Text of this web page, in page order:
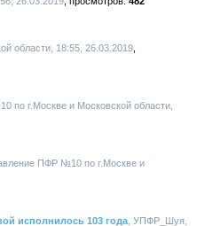
области, 18:55, 26.03.2019
по г.Москве и Московской области,
ПФР №10 по г.Москве и
исполнилось 103 года , УПФР_Шуя,